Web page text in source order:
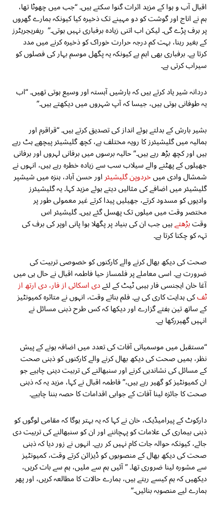
اقبال آب و ہوا کے مزید اثرات گنوا سکتے ہیں۔ “جب میں چھوٹا تھا،
ہم نے اناج اور گوشت کو دو مہینے تک ذخیرہ کیا کیونکہ ہمارے گھروں
پر برف پڑے گی۔ لیکن اب اتنی زیادہ برفباری نہیں ہوتی۔” ریفریجریٹرز
کے بغیر رہنا، بہت کم درجہ حرارت خوراک کو ذخیرہ کرنے میں مدد
کرتا ہے۔ برفباری بھی اہم ہے کیونکہ یہ پگھل موسم بہار کی فصلوں کو
سیراب کرتی ہے۔
دردانہ شیر یاد کرتے ہیں کہ بارشیں آہستہ اور وسیع ہوتی تھیں۔ “اب
یہ طوفانی ہوتی ہیں، جیسا کہ آپ شہروں میں دیکھتے ہیں۔”
بشیر بارش کے بدلتے ہوئے انداز کی تصدیق کرتے ہیں۔ “قراقرم اور
ہمالیہ میں گلیشیئرز کا رویہ مختلف ہے، کچھ گلیشیئر پیچھے ہٹ رہے
ہیں اور کچھ بڑھ رہے ہیں۔” حالیہ برسوں میں برفانی لہروں اور برفانی
جھیلوں کے پھٹنے والے سیلاب سب سے زیادہ خطرہ رہے ہیں، انہوں نے
شمشال وادی میںخردوپن گلیشیئراور حسن آباد، ہنزہ میں شیشپر
گلیشیئر میں اضافے کی مثالیں دیتے ہوئے مزید کہا۔ یہ گلیشیئرز
وادیوں کو مسدود کرتے، جھیلیں پیدا کرتے غیر معمولی طور پر
مختصر وقت میں میلوں تک پھسل گئے ہیں۔ گلیشیئر اس
وقتبڑھتےہیں جب ان کی بنیاد پر پگھلا ہوا پانی اوپر کی برف کی
تہہ کو چکنا کرتا ہے۔
صحت کی دیکھ بھال کرنے والے کارکنوں کو خصوصی تربیت کی
ضرورت ہے۔ اسی معاملے پر فلمساز حیا فاطمہ اقبال نے حال ہی میں
آغا خان ایجنسی فار ہیبی ٹیٹ کے لئےدی اسکائی از فار، دی ارتھ از
ٹفکی ہدایت کاری کی ہے۔ فلم بناتے وقت، انہوں نے متاثرہ کمیونٹیز
کے ساتھ تین ہفتے گزارے اور دیکھا کہ کس طرح ذہنی مسائل نے
انہیں گھیررکھا ہے۔
“مستقبل میں موسمیاتی آفات کی تعدد میں اضافہ ہونے کے پیش
نظر، ہمیں صحت کی دیکھ بھال کرنے والے کارکنوں کو ذہنی صحت
کے مسائل کی نشاندہی کرنے اور سنبھالنے کی تربیت دینی چاہیے جو
ان کمیونٹیز کو گھیر رہے ہیں،” فاطمہ اقبال نے کہا، مزید یہ کہ ذہنی
صحت کا جائزہ لینا آفات کے جوابی اقدامات کا حصہ بننا چاہیے۔
دارکوٹ کے پیرامیڈیک، خان نے کہا کہ یہ بہتر ہوگا کہ مقامی لوگوں کو
ذہنی بیماری کی علامات کو پہچاننے اور ان کو سنبھالنے کی تربیت دی
جائے، کیونکہ حوالہ جات کام نہیں کر رہے۔ انہوں نے زور دیا کہ ذہنی
صحت کی دیکھ بھال کے منصوبوں کو ڈیزائن کرتے وقت، کمیونٹیز
سے مشورہ لینا ضروری تھا۔ ” آئیں ہم سے ملیں، ہم سے بات کریں،
دیکھیں کہ ہم کیسے رہتے ہیں، ہمارے حالات کا مطالعہ کریں، اور پھر
ہمارے لیے منصوبہ بنائیں۔”